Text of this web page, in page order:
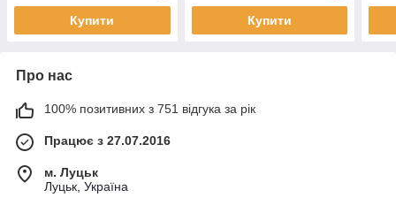
Купити Купити
Про нас
100% позитивних з 751 відгука за рік
Працює з 27.07.2016
м. Луцьк
Луцьк, Україна